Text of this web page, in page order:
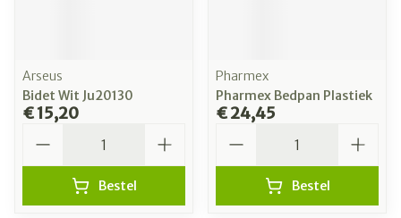
Arseus
Bidet Wit Ju20130
€ 15,20
Bestel
Pharmex
Pharmex Bedpan Plastiek
€ 24,45
Bestel